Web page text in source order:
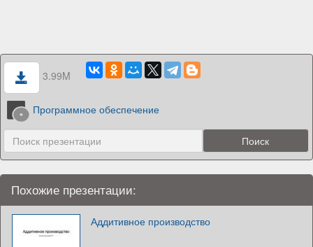
3.99M
Программное обеспечение
Похожие презентации:
Аддитивное производство